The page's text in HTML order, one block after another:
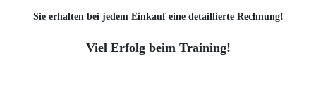
Sie erhalten bei jedem Einkauf eine detaillierte Rechnung!
Viel Erfolg beim Training!